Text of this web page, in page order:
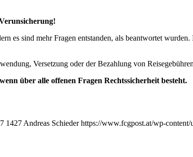
es sind mehr Fragen entstanden, als beantwortet
Versetzung oder der Bezahlung von
über alle offenen Fragen Rechtssicherheit besteht.
1427 Andreas Schieder https://www.fcgpost.at/wp-